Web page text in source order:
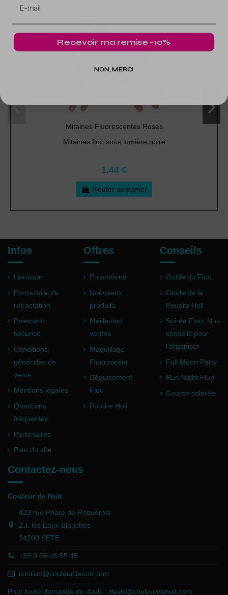
Mitaines Fluorescentes Roses
Mitaines fluo sous lumière noire
1,44 €
Ajouter au panier
Infos
Livraison
Formulaire de
rétractation
Paiement
sécurisé
Conditions
générales de
vente
Mentions légales
Questions
fréquentes
Partenaires
Plan du site
Offres
Promotions
Nouveaux
produits
Meilleures
ventes
Maquillage
Fluorescent
Déguisement
Fluo
Poudre Holi
Conseils
Guide du Fluo
Guide de la
Poudre Holi
Soirée Fluo, Nos
conseils pour
l'organiser
Full Moon Party
Run Night Fluo
Course colorée
Contactez-nous
Couleur de Nuit
433 rue Phare de Roquerols
Z.I. les Eaux Blanches
34200 SETE
+33 9 78 45 55 45
contact@couleurdenuit.com
Pour toute demande de devis : devis@couleurdenuit.com
Recevoir ma remise -10%
NON, MERCI